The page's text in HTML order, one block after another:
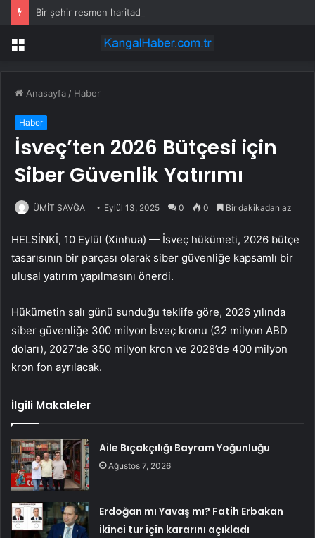
Bir şehir resmen haritadan silindi: Halk tahliye edildi
Menü
Anasayfa / Haber
Haber
İsveç’ten 2026 Bütçesi için
Siber Güvenlik Yatırımı
ÜMİT SAVĞA Eylül 13, 2025 0 0 Bir dakikadan az
HELSİNKİ, 10 Eylül (Xinhua) — İsveç hükümeti, 2026 bütçe
tasarısının bir parçası olarak siber güvenliğe kapsamlı bir
ulusal yatırım yapılmasını önerdi.
Hükümetin salı günü sunduğu teklife göre, 2026 yılında
siber güvenliğe 300 milyon İsveç kronu (32 milyon ABD
doları), 2027’de 350 milyon kron ve 2028’de 400 milyon
kron fon ayrılacak.
İlgili Makaleler
Aile Bıçakçılığı Bayram Yoğunluğu
Ağustos 7, 2026
Erdoğan mı Yavaş mı? Fatih Erbakan
ikinci tur için kararını açıkladı